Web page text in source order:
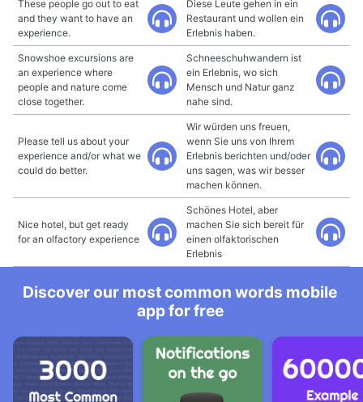
These people go out to eat
and they want to have an
experience.
Diese Leute gehen in ein
Restaurant und wollen ein
Erlebnis haben.
Snowshoe excursions are
an experience where
people and nature come
close together.
Schneeschuhwandern ist
ein Erlebnis, wo sich
Mensch und Natur ganz
nahe sind.
Please tell us about your
experience and/or what we
could do better.
Wir würden uns freuen,
wenn Sie uns von Ihrem
Erlebnis berichten und/oder
uns sagen, was wir besser
machen können.
Nice hotel, but get ready
for an olfactory experience
Schönes Hotel, aber
machen Sie sich bereit für
einen olfaktorischen
Erlebnis
Discover our most common words mobile
app for free